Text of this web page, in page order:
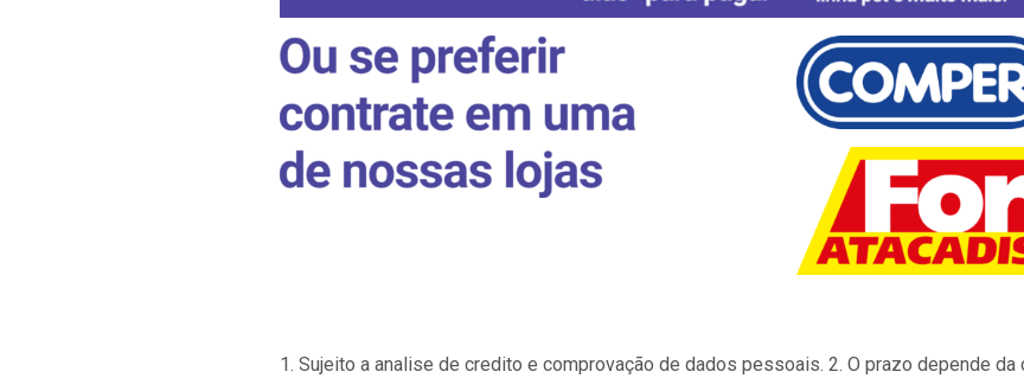
1. Sujeito a analise de credito e comprovação de dados pessoais. 2. O prazo depende